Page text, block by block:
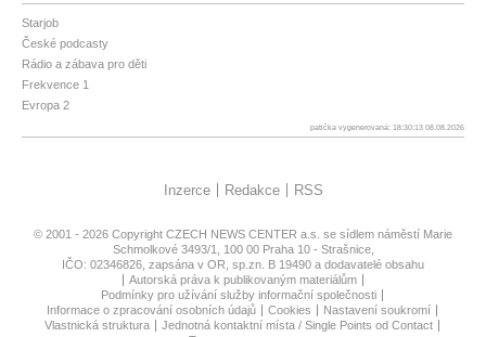
Starjob
České podcasty
Rádio a zábava pro děti
Frekvence 1
Evropa 2
patička vygenerovaná: 18:30:13 08.08.2026
Inzerce Redakce RSS
© 2001 - 2026 Copyright CZECH NEWS CENTER a.s. se sídlem náměstí Marie
Schmolkové 3493/1, 100 00 Praha 10 - Strašnice,
IČO: 02346826, zapsána v OR, sp.zn. B 19490 a dodavatelé obsahu
Autorská práva k publikovaným materiálům
Podmínky pro užívání služby informační společnosti
Informace o zpracování osobních údajů
Cookies
Nastavení soukromí
Vlastnická struktura
Jednotná kontaktní místa / Single Points od Contact